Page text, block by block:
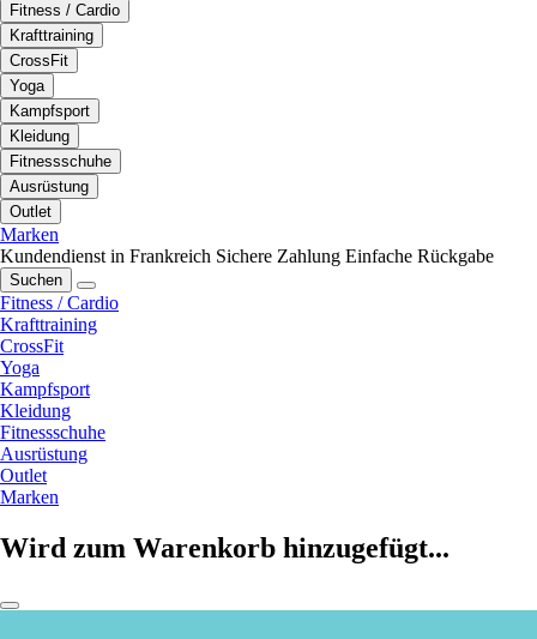
Fitness / Cardio
Krafttraining
CrossFit
Yoga
Kampfsport
Kleidung
Fitnessschuhe
Ausrüstung
Outlet
Marken
Kundendienst in Frankreich Sichere Zahlung Einfache Rückgabe
Suchen
Fitness / Cardio
Krafttraining
CrossFit
Yoga
Kampfsport
Kleidung
Fitnessschuhe
Ausrüstung
Outlet
Marken
Wird zum Warenkorb hinzugefügt...